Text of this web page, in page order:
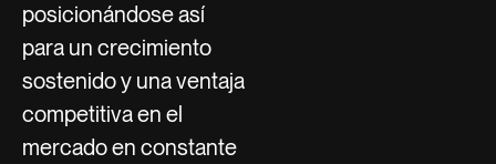
posicionándose así
para un crecimiento
sostenido y una ventaja
competitiva en el
mercado en constante